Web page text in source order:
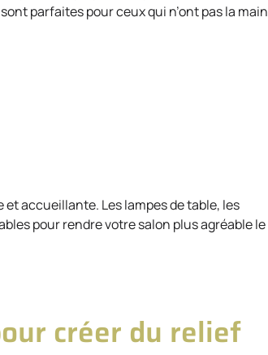
parfaites pour ceux qui n’ont pas la main
accueillante. Les lampes de table, les
pour rendre votre salon plus agréable le
créer du relief